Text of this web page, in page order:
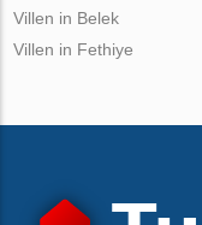
Villen in Belek
Villen in Fethiye